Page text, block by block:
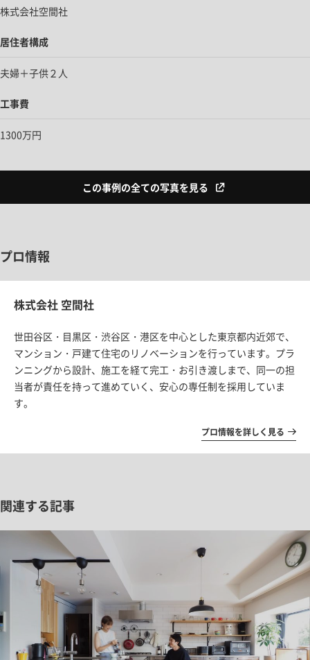
株式会社空間社
居住者構成
夫婦＋子供２人
工事費
1300万円
この事例の全ての写真を見る
プロ情報
株式会社 空間社
世田谷区・目黒区・渋谷区・港区を中心とした東京都内近郊で、
マンション・戸建て住宅のリノベーションを行っています。プラ
ンニングから設計、施工を経て完工・お引き渡しまで、同一の担
当者が責任を持って進めていく、安心の専任制を採用していま
す。
プロ情報を詳しく見る
関連する記事